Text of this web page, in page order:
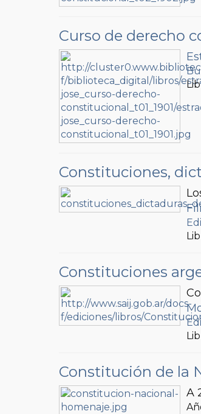
Curso de derecho
Constituciones,
Constituciones
Constitución de la
A